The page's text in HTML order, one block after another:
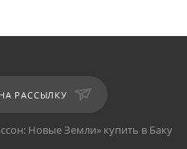
РАССЫЛКУ
Новые Земли» купить в Баку